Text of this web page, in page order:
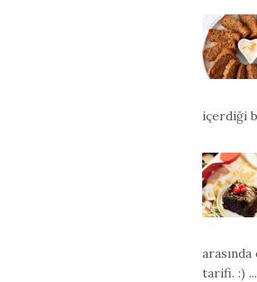
içerdiği
tarifi. :) ...